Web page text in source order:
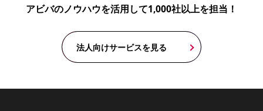
アビバのノウハウを活用して1,000社以上を担当！
法人向けサービスを見る